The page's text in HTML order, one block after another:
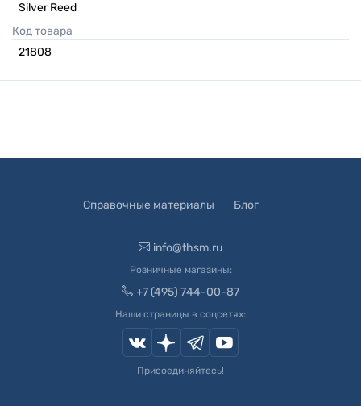
Silver Reed
Код товара
21808
Справочные материалы Блог
info@thsm.ru
Розничные магазины:
+7 (495) 744-00-87
Наши страницы в соцсетях:
Присоединяйтесь!